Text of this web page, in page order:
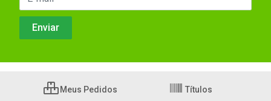
Meus Pedidos Títulos